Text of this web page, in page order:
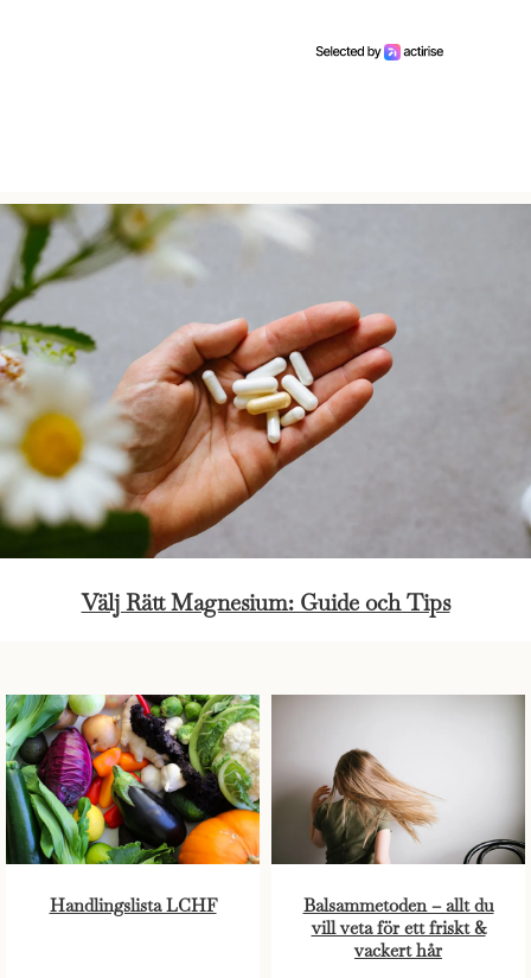
Välj Rätt Magnesium: Guide och Tips
Handlingslista LCHF
Balsammetoden – allt du
vill veta för ett friskt &
vackert hår